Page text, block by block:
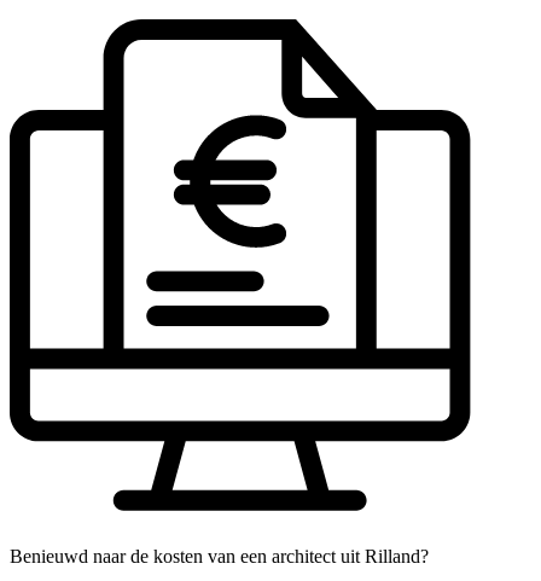
Benieuwd naar de kosten van een architect uit Rilland?